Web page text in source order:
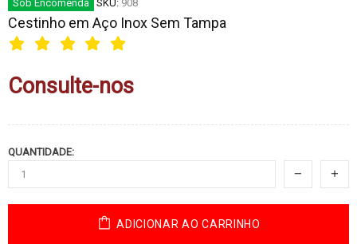
Sob Encomenda SKU: 908
Cestinho em Aço Inox Sem Tampa
Consulte-nos
QUANTIDADE:
ADICIONAR AO CARRINHO